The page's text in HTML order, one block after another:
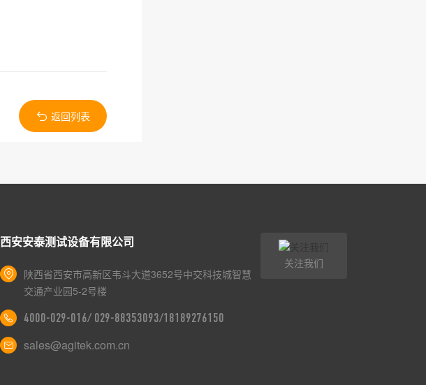
返回列表
西安安泰测试设备有限公司
陕西省西安市高新区韦斗大道3652号中交科技城智慧
交通产业园5-2号楼
4000-029-016/ 029-88353093/18189276150
sales@agitek.com.cn
关注我们